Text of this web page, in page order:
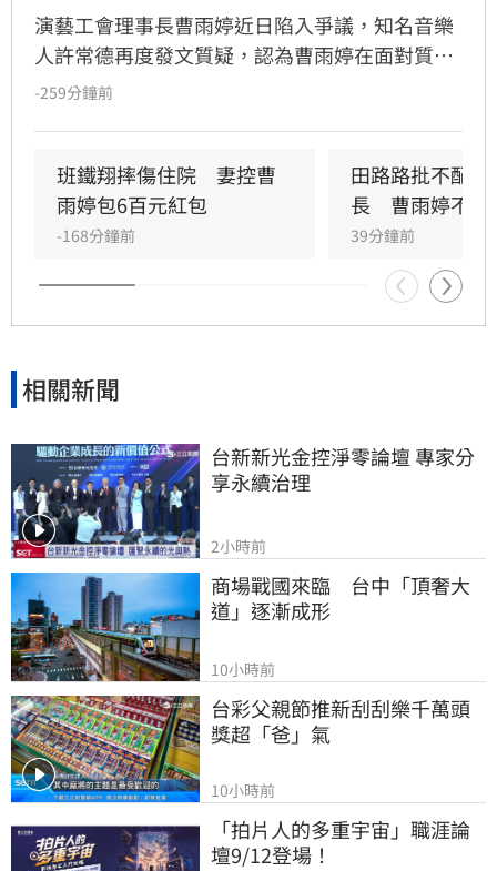
演藝工會理事長曹雨婷近日陷入爭議，知名音樂
人許常德再度發文質疑，認為曹雨婷在面對質疑
時，不應反問資深藝人池秋美關於田路路協助的
外界關注工會運作屬合理公共討論，核心在於工
會是否善盡職責，而非轉移焦點至個別藝人身
上。由於曹雨婷曾主動表示協助田路路，隨後引
發外界檢視工會作為，許常德呼籲曹雨婷應公開
說明近年會務內容，包括會費、企業贊助與政府
補助等經費運用情形，確保財務透明公開，才能
員權益獲得實質保障與完善照顧。
-259分鐘前
班鐵翔摔傷住院　妻控曹
雨婷包6百元紅包
-168分鐘前
田路路批不配
長　曹雨婷不忍
39分鐘前
相關新聞
台新新光金控淨零論壇 專家分
享永續治理
2小時前
商場戰國來臨　台中「頂奢大
道」逐漸成形
10小時前
台彩父親節推新刮刮樂千萬頭
獎超「爸」氣
10小時前
「拍片人的多重宇宙」職涯論
壇9/12登場！